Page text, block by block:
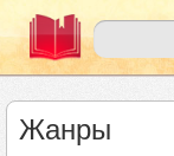
Жанры